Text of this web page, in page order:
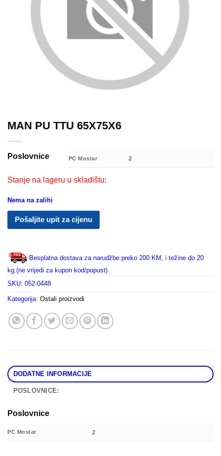
MAN PU TTU 65X75X6
Poslovnice PC Mostar 2
Stanje na lageru u skladištu:
Nema na zalihi
Pošaljite upit za cijenu
Besplatna dostava za narudžbe preko 200 KM, i težine do 20
kg.(ne vrijedi za kupon kod/popust)
SKU: 052-0448
Kategorija: Ostali proizvodi
DODATNE INFORMACIJE
POSLOVNICE:
Poslovnice
PC Mostar 2